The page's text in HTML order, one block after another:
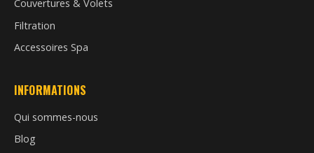
Couvertures & Volets
Filtration
Accessoires Spa
INFORMATIONS
Qui sommes-nous
Blog